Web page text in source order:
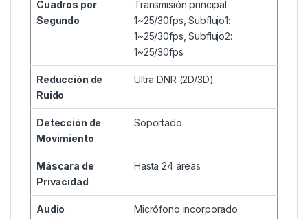
Cuadros por
Segundo
Transmisión principal:
1~25/30fps, Subflujo1:
1~25/30fps, Subflujo2:
1~25/30fps
Reducción de
Ruido
Ultra DNR (2D/3D)
Detección de
Movimiento
Soportado
Máscara de
Privacidad
Hasta 24 áreas
Audio Micrófono incorporado